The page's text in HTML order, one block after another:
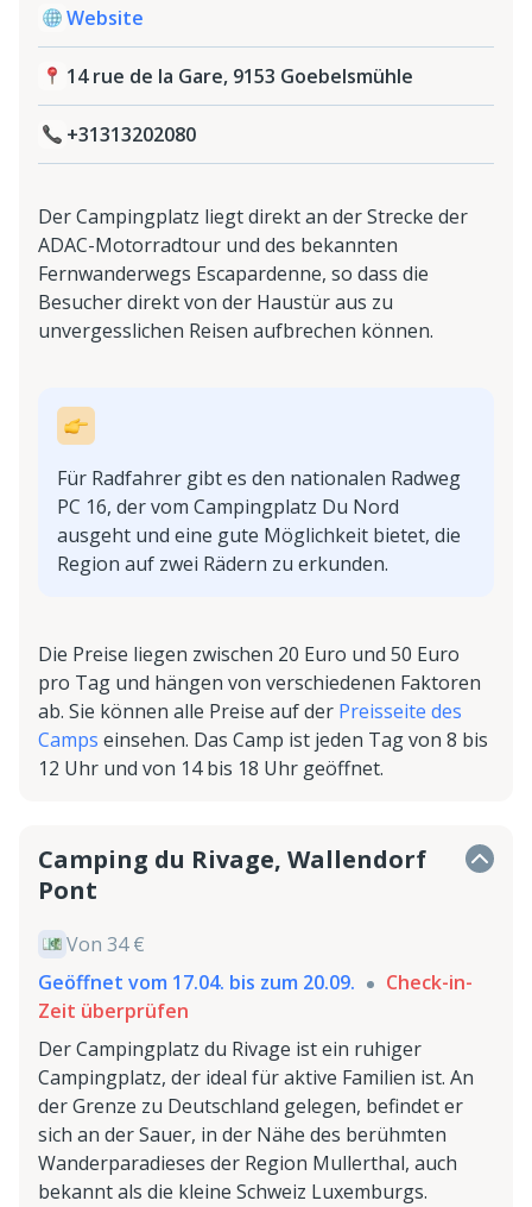
Website
14 rue de la Gare, 9153 Goebelsmühle
+31313202080
Der Campingplatz liegt direkt an der Strecke der
ADAC-Motorradtour und des bekannten
Fernwanderwegs Escapardenne, so dass die
Besucher direkt von der Haustür aus zu
unvergesslichen Reisen aufbrechen können.
Für Radfahrer gibt es den nationalen Radweg
PC 16, der vom Campingplatz Du Nord
ausgeht und eine gute Möglichkeit bietet, die
Region auf zwei Rädern zu erkunden.
Die Preise liegen zwischen 20 Euro und 50 Euro
pro Tag und hängen von verschiedenen Faktoren
ab. Sie können alle Preise auf der Preisseite des
Camps einsehen. Das Camp ist jeden Tag von 8 bis
12 Uhr und von 14 bis 18 Uhr geöffnet.
Camping du Rivage, Wallendorf
Pont
Von 34 €
Geöffnet vom 17.04. bis zum 20.09.
Check-in-
Zeit überprüfen
Der Campingplatz du Rivage ist ein ruhiger
Campingplatz, der ideal für aktive Familien ist. An
der Grenze zu Deutschland gelegen, befindet er
sich an der Sauer, in der Nähe des berühmten
Wanderparadieses der Region Mullerthal, auch
bekannt als die kleine Schweiz Luxemburgs.